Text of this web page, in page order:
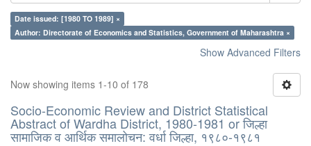
Date issued: [1980 TO 1989] ×
Author: Directorate of Economics and Statistics, Government of Maharashtra ×
Show Advanced Filters
Now showing items 1-10 of 178
Socio-Economic Review and District Statistical
Abstract of Wardha District, 1980-1981 or जिल्हा
सामाजिक व आर्थिक समालोचन: वर्धा जिल्हा, १९८०-१९८१